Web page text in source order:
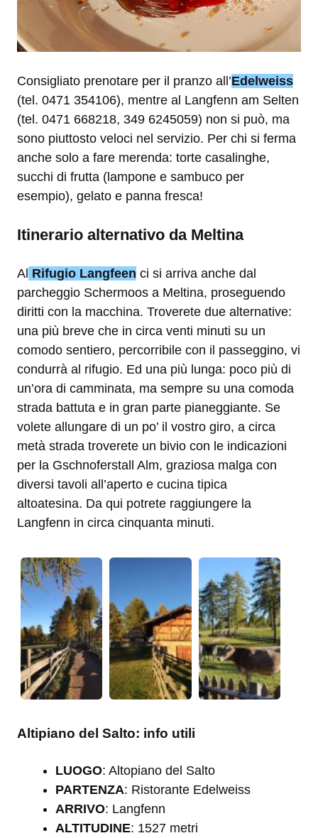
Consigliato prenotare per il pranzo all’Edelweiss
(tel. 0471 354106), mentre al Langfenn am Selten
(tel. 0471 668218, 349 6245059) non si può, ma
sono piuttosto veloci nel servizio. Per chi si ferma
anche solo a fare merenda: torte casalinghe,
succhi di frutta (lampone e sambuco per
esempio), gelato e panna fresca!
Itinerario alternativo da Meltina
Al Rifugio Langfeen ci si arriva anche dal
parcheggio Schermoos a Meltina, proseguendo
diritti con la macchina. Troverete due alternative:
una più breve che in circa venti minuti su un
comodo sentiero, percorribile con il passeggino, vi
condurrà al rifugio. Ed una più lunga: poco più di
un’ora di camminata, ma sempre su una comoda
strada battuta e in gran parte pianeggiante. Se
volete allungare di un po’ il vostro giro, a circa
metà strada troverete un bivio con le indicazioni
per la Gschnoferstall Alm, graziosa malga con
diversi tavoli all’aperto e cucina tipica
altoatesina. Da qui potrete raggiungere la
Langfenn in circa cinquanta minuti.
Altipiano del Salto: info utili
LUOGO: Altopiano del Salto
PARTENZA: Ristorante Edelweiss
ARRIVO: Langfenn
ALTITUDINE: 1527 metri